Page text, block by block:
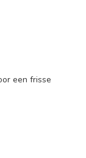
een frisse